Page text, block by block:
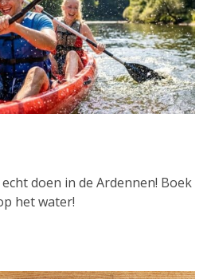
doen in de Ardennen! Boek
het water!